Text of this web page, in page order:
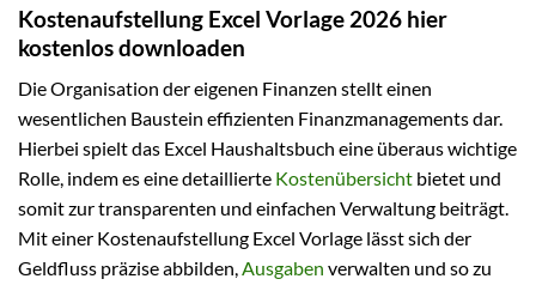
Kostenaufstellung Excel Vorlage 2026 hier
kostenlos downloaden
Die Organisation der eigenen Finanzen stellt einen
wesentlichen Baustein effizienten Finanzmanagements dar.
Hierbei spielt das Excel Haushaltsbuch eine überaus wichtige
Rolle, indem es eine detaillierte Kostenübersicht bietet und
somit zur transparenten und einfachen Verwaltung beiträgt.
Mit einer Kostenaufstellung Excel Vorlage lässt sich der
Geldfluss präzise abbilden,Ausgaben verwalten und so zu